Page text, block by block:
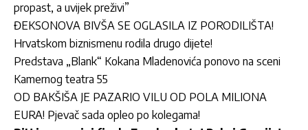
propast, a uvijek preživi”
ĐEKSONOVA BIVŠA SE OGLASILA IZ PORODILIŠTA!
Hrvatskom biznismenu rodila drugo dijete!
Predstava „Blank“ Kokana Mladenovića ponovo na sceni
Kamernog teatra 55
OD BAKŠIŠA JE PAZARIO VILU OD POLA MILIONA
EURA! Pjevač sada opleo po kolegama!